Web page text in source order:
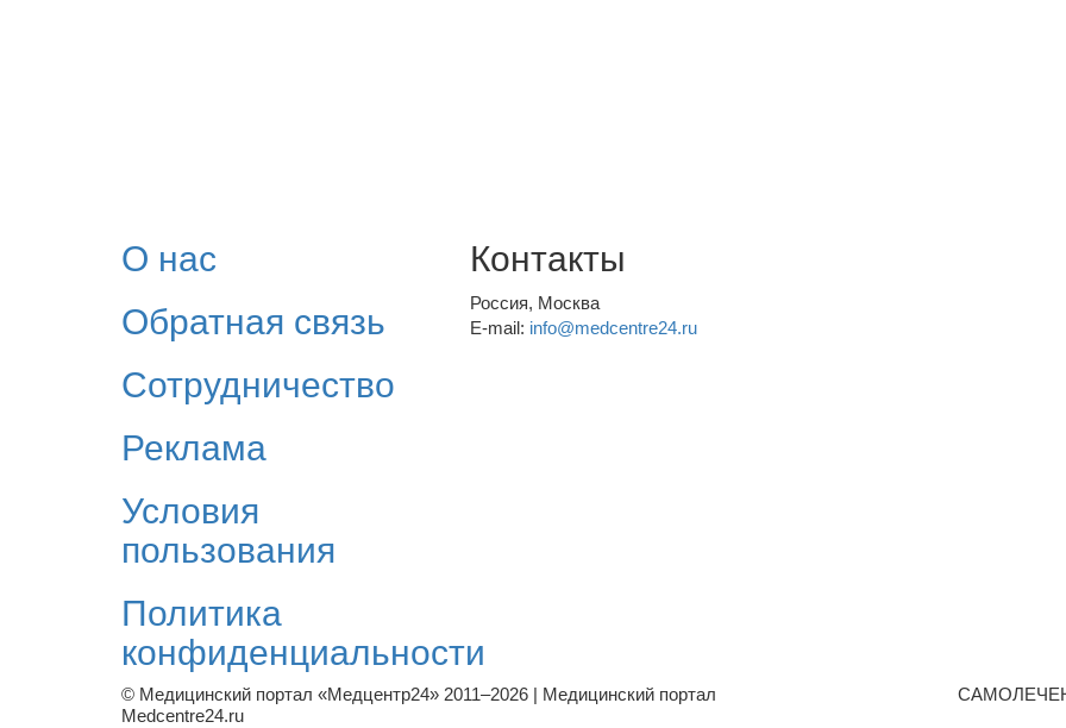
О нас
Обратная связь
Сотрудничество
Реклама
Условия
пользования
Политика
конфиденциальности
Контакты
Россия, Москва
E-mail: info@medcentre24.ru
© Медицинский портал «Медцентр24» 2011–2026 | Медицинский портал
Medcentre24.ru